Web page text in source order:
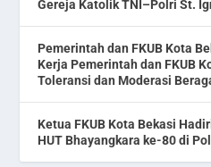
Gereja Katolik TNI–Polri St.
Pemerintah dan FKUB Kota
Kerja Pemerintah dan FKUB
Toleransi dan Moderasi
Ketua FKUB Kota Bekasi
HUT Bhayangkara ke-80 di